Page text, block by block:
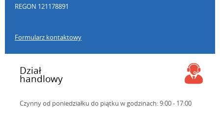
REGON 121178891
Formularz kontaktowy
Dział
handlowy
Czynny od poniedziałku do piątku w godzinach: 9:00 - 17:00